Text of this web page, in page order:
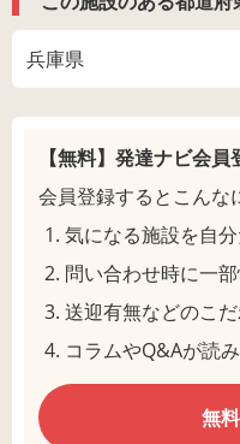
兵庫県
【無料】発達ナビ会員
会員登録するとこんな
気になる施設を自
問い合わせ時に一
送迎有無などのこ
コラムやQ&Aが読
無